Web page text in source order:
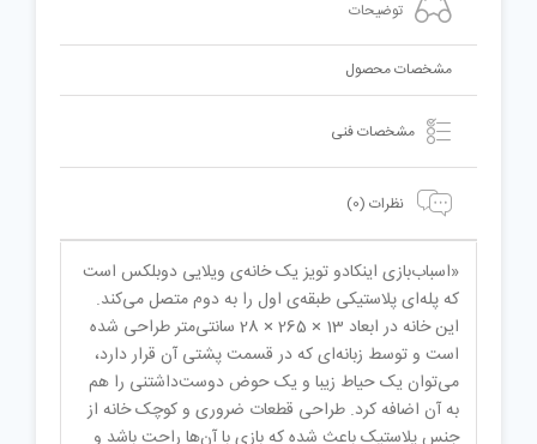
توضیحات
مشخصات محصول
مشخصات فنی
نظرات (0)
«اسباب‌بازی اینکادو تویز یک ‌خانه‌ی ویلایی دوبلکس است
که پله‌ای پلاستیکی طبقه‌ی اول را به دوم متصل می‌کند.
این خانه در ابعاد 13 × 265 × 28 سانتی‌متر طراحی‌ شده
است و توسط ‌زبانه‌ای که در قسمت پشتی آن قرار دارد،
می‌توان یک حیاط زیبا و یک حوض دوست‌داشتنی را هم
به آن اضافه کرد. طراحی قطعات ضروری و کوچک خانه از
جنس پلاستیک باعث شده که بازی با آن‌ها راحت باشد و